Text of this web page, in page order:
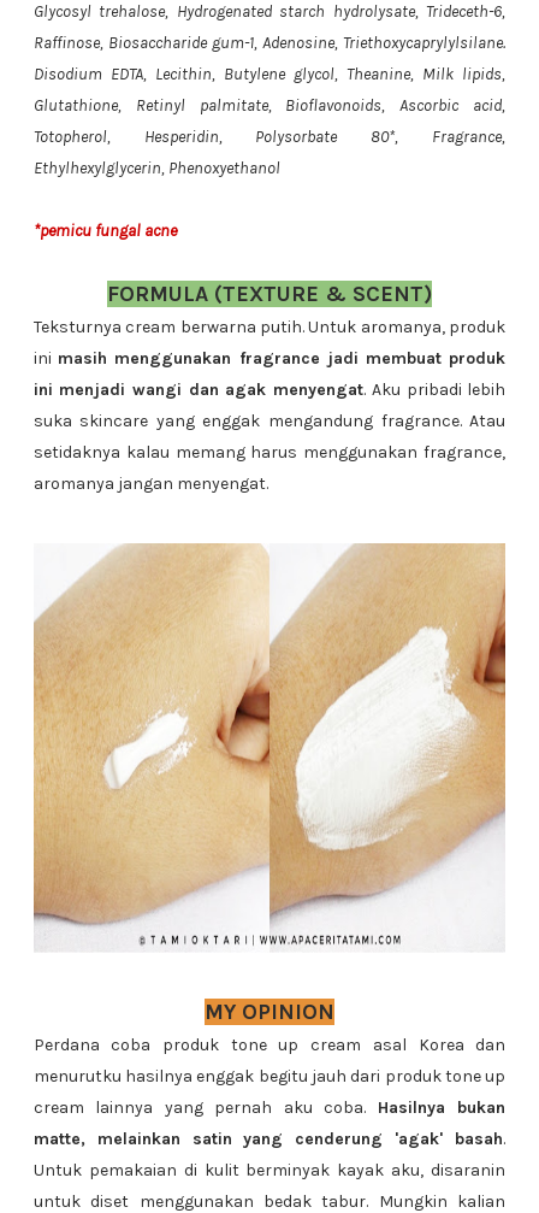
Glycosyl trehalose, Hydrogenated starch hydrolysate, Trideceth-6,
Raffinose, Biosaccharide gum-1, Adenosine, Triethoxycaprylylsilane.
Disodium EDTA, Lecithin, Butylene glycol, Theanine, Milk lipids,
Glutathione, Retinyl palmitate, Bioflavonoids, Ascorbic acid,
Totopherol, Hesperidin, Polysorbate 80*, Fragrance,
Ethylhexylglycerin, Phenoxyethanol
*pemicu fungal acne
FORMULA (TEXTURE & SCENT)
Teksturnya cream berwarna putih. Untuk aromanya, produk
ini masih menggunakan fragrance jadi membuat produk
ini menjadi wangi dan agak menyengat. Aku pribadi lebih
suka skincare yang enggak mengandung fragrance. Atau
setidaknya kalau memang harus menggunakan fragrance,
aromanya jangan menyengat.
MY OPINION
Perdana coba produk tone up cream asal Korea dan
menurutku hasilnya enggak begitu jauh dari produk tone up
cream lainnya yang pernah aku coba. Hasilnya bukan
matte, melainkan satin yang cenderung 'agak' basah.
Untuk pemakaian di kulit berminyak kayak aku, disaranin
untuk diset menggunakan bedak tabur. Mungkin kalian